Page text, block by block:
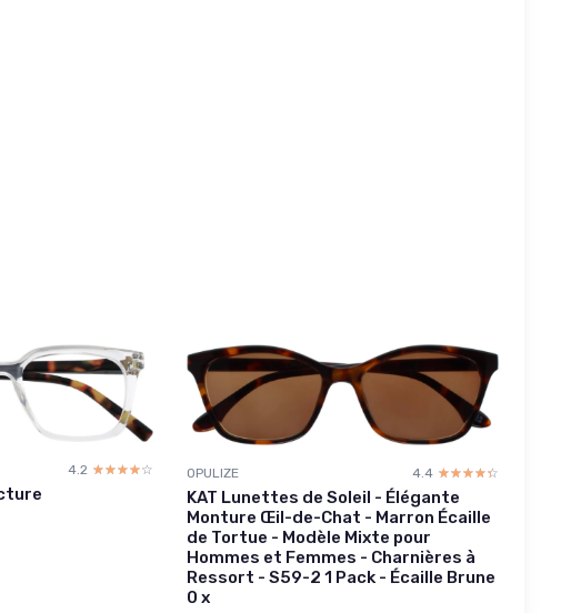
4.2 ☆☆☆☆☆
★★★★★ OPULIZE 4.4 ☆☆☆☆☆
★★★★★
KAT Lunettes de Soleil - Élégante
Monture Œil-de-Chat - Marron Écaille
de Tortue - Modèle Mixte pour
Hommes et Femmes - Charnières à
Ressort - S59-2 1 Pack - Écaille Brune
0 x